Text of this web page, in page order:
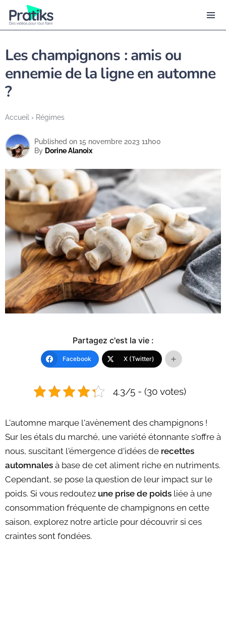
Accueil › Régimes
Les champignons : amis ou
ennemie de la ligne en automne
?
By Dorine Alanoix
Published on 15 novembre 2023 11h00
Partagez c'est la vie :
Facebook X (Twitter)
4.3/5 - (30 votes)
L'automne marque l'avènement des champignons !
Sur les étals du marché, une variété étonnante s'offre à
nous, suscitant l'émergence d'idées de recettes
automnales à base de cet aliment riche en nutriments.
Cependant, se pose la question de leur impact sur le
poids. Si vous redoutez une prise de poids liée à une
consommation fréquente de champignons en cette
saison, explorez notre article pour découvrir si ces
craintes sont fondées.